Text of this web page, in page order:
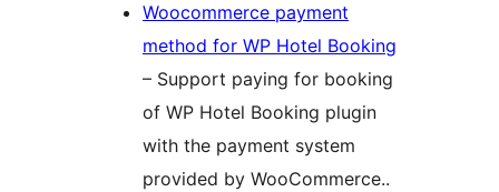
Woocommerce payment
method for WP Hotel Booking
– Support paying for booking
of WP Hotel Booking plugin
with the payment system
provided by WooCommerce..